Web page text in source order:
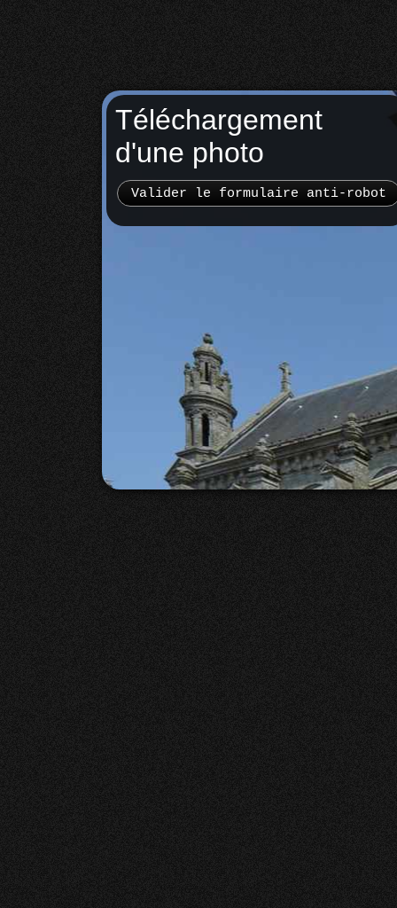
Téléchargement
d'une photo